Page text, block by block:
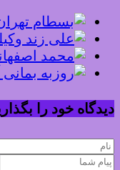
دیدگاه خود را